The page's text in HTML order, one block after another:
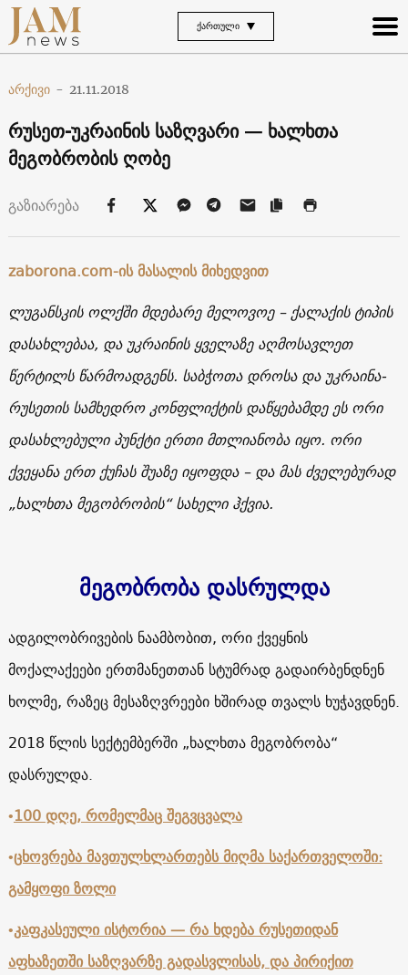
ᲥᲐᲠᲗᲣᲚᲘ
არქივი - 21.11.2018
რუსეთ-უკრაინის საზღვარი — ხალხთა
მეგობრობის ღობე
გაზიარება
zaborona.com-ის მასალის მიხედვით
ლუგანსკის ოლქში მდებარე მელოვოე – ქალაქის ტიპის
დასახლებაა, და უკრაინის ყველაზე აღმოსავლეთ
წერტილს წარმოადგენს. საბჭოთა დროსა და უკრაინა-
რუსეთის სამხედრო კონფლიქტის დაწყებამდე ეს ორი
დასახლებული პუნქტი ერთი მთლიანობა იყო. ორი
ქვეყანა ერთ ქუჩას შუაზე იყოფდა – და მას ძველებურად
„ხალხთა მეგობრობის“ სახელი ჰქვია.
მეგობრობა დასრულდა
ადგილობრივების ნაამბობით, ორი ქვეყნის
მოქალაქეები ერთმანეთთან სტუმრად გადაირბენდნენ
ხოლმე, რაზეც მესაზღვრეები ხშირად თვალს ხუჭავდნენ.
2018 წლის სექტემბერში „ხალხთა მეგობრობა“
დასრულდა.
•100დღე,რომელმაც შეგვცვალა
•ცხოვრება მავთულხლართებს მიღმა საქართველოში:
გამყოფი ზოლი
•კაფკასეული ისტორია—რა ხდება რუსეთიდან
აფხაზეთში საზღვარზე გადასვლისას, და პირიქით